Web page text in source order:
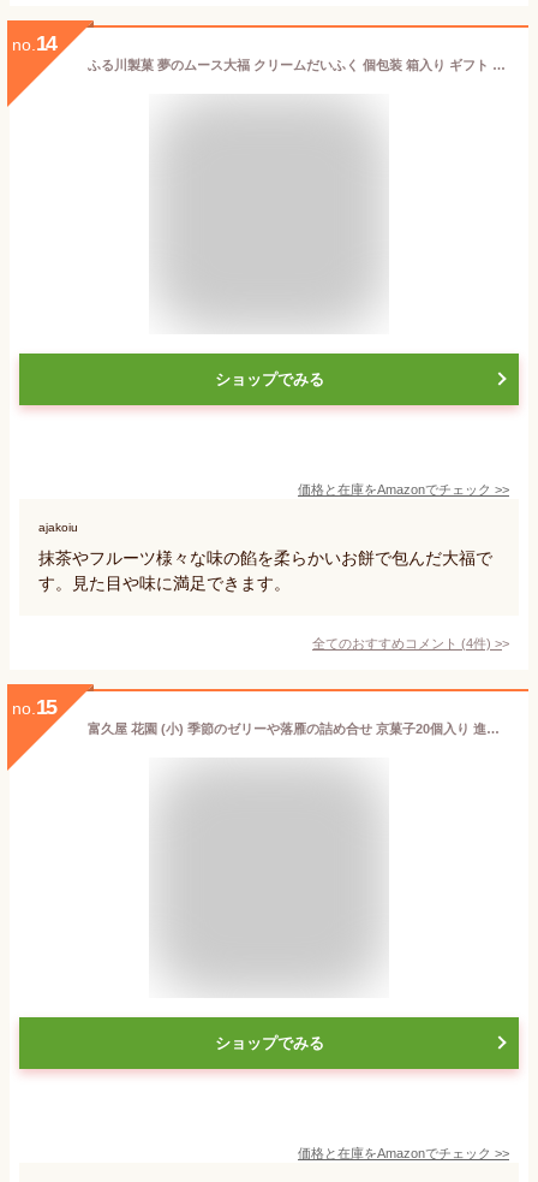
no. 14
ふる川製菓 夢のムース大福 クリームだいふく 個包装 箱入り ギフト 苺 栗 ラズベリー ブルーベリー 抹茶 桃 (6種類, 6個入り)
ショップでみる
価格と在庫をAmazonでチェック >>
ajakoiu
抹茶やフルーツ様々な味の餡を柔らかいお餅で包んだ大福で
す。見た目や味に満足できます。
全てのおすすめコメント (4件) >
no. 15
富久屋 花園 (小) 季節のゼリーや落雁の詰め合せ 京菓子20個入り 進物 京都 和菓子 ギフトメッセージ対応 (包装のみ 1個)
ショップでみる
価格と在庫をAmazonでチェック >>